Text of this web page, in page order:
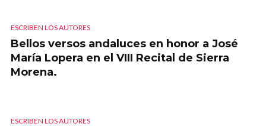
ESCRIBEN LOS AUTORES
Bellos versos andaluces en honor a José
María Lopera en el VIII Recital de Sierra
Morena.
ESCRIBEN LOS AUTORES